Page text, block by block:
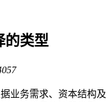
的类型
业务需求、资本结构及